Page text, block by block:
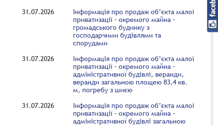
31.07.2026
Інформація про продаж об’єкта малої
приватизації – окремого майна –
громадського будинку з
господарчими будівлями та
спорудами
31.07.2026
Інформація про продаж об’єкта малої
приватизації – окремого майна –
адміністративної будівлі, веранди,
веранди загальною площею 83,4 кв.
м, погребу з шиєю
31.07.2026
Інформація про продаж об’єкта малої
приватизації – окремого майна –
адміністративної будівлі загальною